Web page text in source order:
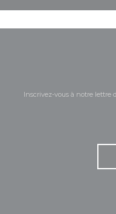
Inscrivez-vous à notre lettre